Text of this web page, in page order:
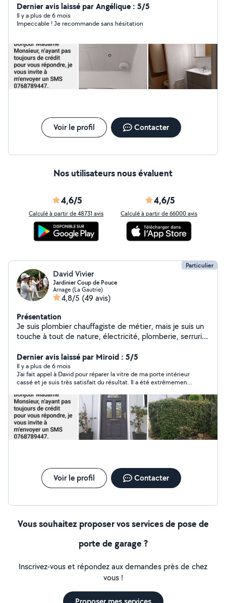
également des tailles de pelouse et de haies. Je réalise
également quelques gardes d'animaux etc...
Dernier avis laissé par Angélique : 5/5
Il y a plus de 6 mois
Impeccable ! Je recommande sans hésitation
Voir le profil Contacter
Nos utilisateurs nous évaluent
4,6/5
Calculé à partir de 48731 avis
4,6/5
Calculé à partir de 66000 avis
Particulier
David Vivier
Jardinier Coup de Pouce
Arnage (La Gautrie)
4,8/5 (49 avis)
Présentation
Je suis plombier chauffagiste de métier, mais je suis un
touche à tout de nature, électricité, plomberie, serrurie,
également vos toutous notre terrain est totalement
clos proche d'un plan d'eau.
Dernier avis laissé par Miroid : 5/5
Il y a plus de 6 mois
J’ai fait appel à David pour réparer la vitre de ma porte intérieur
cassé et je suis très satisfait du résultat. Il a été extrêmement
Travail propre, efficace et pro !
Voir le profil Contacter
Vous souhaitez proposer vos services de pose de
porte de garage ?
Inscrivez-vous et répondez aux demandes près de chez
vous !